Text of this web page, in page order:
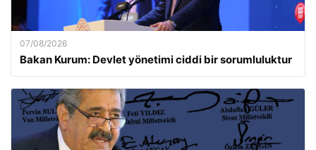
07/08/2026
Bakan Kurum: Devlet yönetimi ciddi bir sorumluluktur